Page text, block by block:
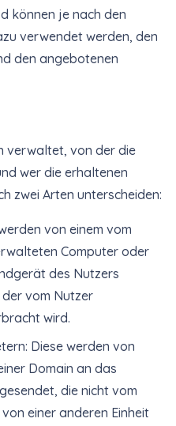
können je nach den
verwendet werden, den
den angebotenen
verwaltet, von der die
wer die erhaltenen
zwei Arten unterscheiden:
von einem vom
Computer oder
des Nutzers
vom Nutzer
wird.
Diese werden von
Domain an das
die nicht vom
einer anderen Einheit